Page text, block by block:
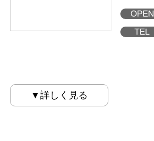
OPEN
TEL
▼詳しく見る